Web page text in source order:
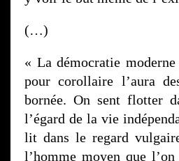
(…)
« La démocratie
pour corollaire l’aura
bornée. On sent flotter
l’égard de la vie
lit dans le regard
l’homme moyen que